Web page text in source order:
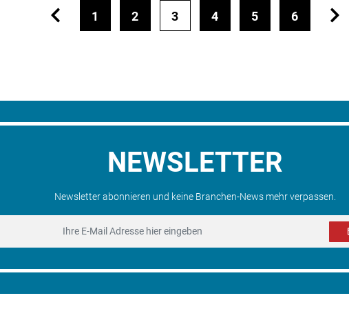
1 2 3 4 5 6
NEWSLETTER
Newsletter abonnieren und keine Branchen-News mehr verpassen.